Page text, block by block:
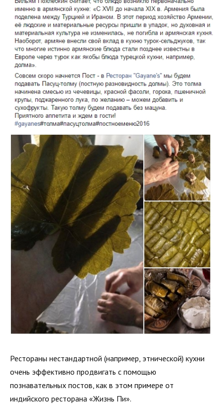
Рестораны нестандартной (например, этнической) кухни
очень эффективно продвигать с помощью
познавательных постов, как в этом примере от
индийского ресторана «Жизнь Пи».